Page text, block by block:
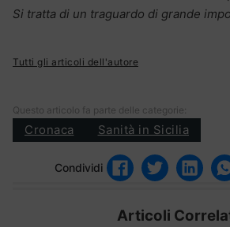
Si tratta di un traguardo di grande
Tutti gli articoli dell'autore
Questo articolo fa parte delle categorie:
Cronaca Sanità in Sicilia
Condividi
Articoli